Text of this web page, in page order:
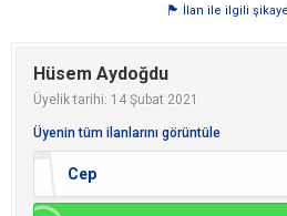
İlan ile ilgili
Hüsem Aydoğdu
Üyelik tarihi: 14 Şubat 2021
Üyenin tüm ilanlarını görüntüle
Cep